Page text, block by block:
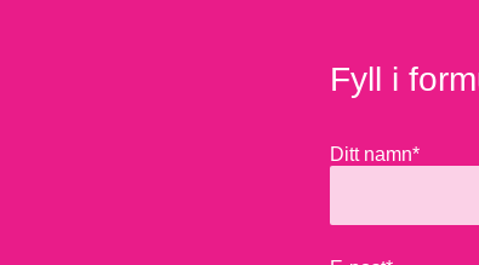
Fyll i
Ditt namn*